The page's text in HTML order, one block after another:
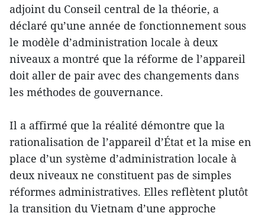
adjoint du Conseil central de la théorie, a
déclaré qu’une année de fonctionnement sous
le modèle d’administration locale à deux
niveaux a montré que la réforme de l’appareil
doit aller de pair avec des changements dans
les méthodes de gouvernance.
Il a affirmé que la réalité démontre que la
rationalisation de l’appareil d’État et la mise en
place d’un système d’administration locale à
deux niveaux ne constituent pas de simples
réformes administratives. Elles reflètent plutôt
la transition du Vietnam d’une approche